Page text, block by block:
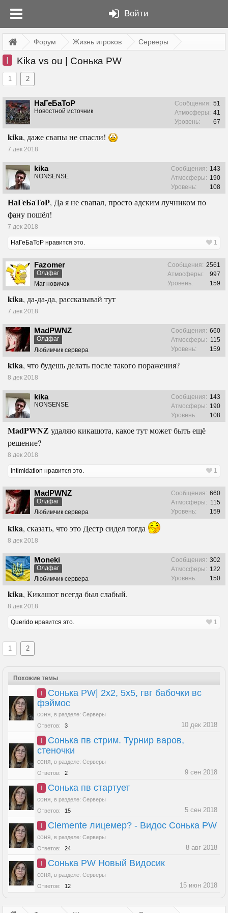
Войти
Форум Жизнь игроков Серверы
I Kika vs ou | Сонька PW
1 2
НаГеБаТоР
Новостной источник
Сообщения: 51
Атмосферы: 41
Уровень:
67
kika, даже свапы не спасли!
7 дек 2018
kika
NONSENSE
Сообщения: 143
Атмосферы: 190
Уровень:
108
НаГеБаТоР, Да я не свапал, просто адским лучником по
фану пошёл!
7 дек 2018
НаГеБаТоР нравится это. 1
Fazomer
Олдфаг
Маг новичок
Сообщения: 2561
Атмосферы:
997
Уровень:
159
kika, да-да-да, рассказывай тут
7 дек 2018
MadPWNZ
Олдфаг
Любимчик сервера
Сообщения: 660
Атмосферы: 115
Уровень:
159
kika, что будешь делать после такого поражения?
8 дек 2018
kika
NONSENSE
Сообщения: 143
Атмосферы: 190
Уровень:
108
MadPWNZ удаляю кикашота, какое тут может быть ещё
решение?
8 дек 2018
intimidation нравится это. 1
MadPWNZ
Олдфаг
Любимчик сервера
Сообщения: 660
Атмосферы: 115
Уровень:
159
kika, сказать, что это Дестр сидел тогда
8 дек 2018
Moneki
Олдфаг
Любимчик сервера
Сообщения: 302
Атмосферы: 122
Уровень:
150
kika, Кикашот всегда был слабый.
8 дек 2018
Querido нравится это. 1
1 2
Похожие темы
Сонька PW| 2х2, 5х5, гвг бабочки вс
фэймос
соня в разделе: Серверы
Ответов:
3 10 дек 2018
Сонька пв стрим. Турнир варов,
стеночки
соня в разделе: Серверы
Ответов:
2 9 сен 2018
Сонька пв стартует
соня в разделе: Серверы
Ответов:
15 5 сен 2018
Clemente лицемер? - Видос Сонька PW
соня в разделе: Серверы
Ответов:
24 8 авг 2018
Сонька PW Новый Видосик
соня в разделе: Серверы
Ответов:
12 15 июн 2018